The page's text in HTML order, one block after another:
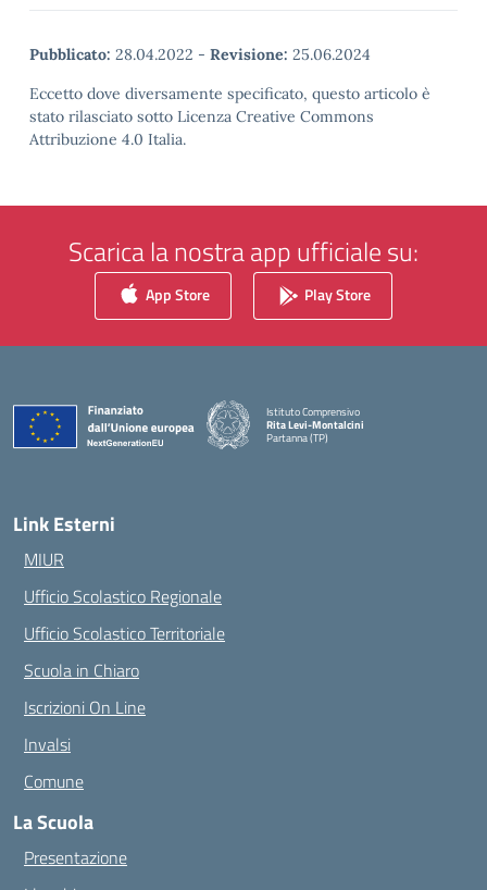
Pubblicato: 28.04.2022 - Revisione: 25.06.2024
Eccetto dove diversamente specificato, questo articolo è
stato rilasciato sotto Licenza Creative Commons
Attribuzione 4.0 Italia.
Scarica la nostra app ufficiale su:
App Store Play Store
Istituto Comprensivo
Rita Levi-Montalcini
Partanna (TP)
Link Esterni
MIUR
Ufficio Scolastico Regionale
Ufficio Scolastico Territoriale
Scuola in Chiaro
Iscrizioni On Line
Invalsi
Comune
La Scuola
Presentazione